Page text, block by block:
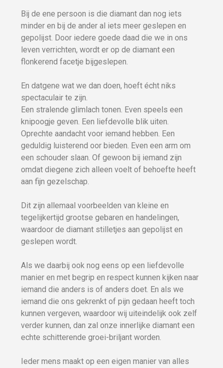
Bij de ene persoon is die diamant dan nog iets
minder en bij de ander al iets meer geslepen en
gepolijst. Door iedere goede daad die we in ons
leven verrichten, wordt er op de diamant een
flonkerend facetje bijgeslepen.
En datgene wat we dan doen, hoeft écht niks
spectaculair te zijn.
Een stralende glimlach tonen. Even speels een
knipoogje geven. Een liefdevolle blik uiten.
Oprechte aandacht voor iemand hebben. Een
geduldig luisterend oor bieden. Even een arm om
een schouder slaan. Of gewoon bij iemand zijn
omdat diegene zich alleen voelt of behoefte heeft
aan fijn gezelschap.
Dit zijn allemaal voorbeelden van kleine en
tegelijkertijd grootse gebaren en handelingen,
waardoor de diamant stilletjes aan gepolijst en
geslepen wordt.
Als we daarbij ook nog eens op een liefdevolle
manier en met begrip en respect kunnen kijken naar
iemand die anders is of anders doet. En als we
iemand die ons gekrenkt of pijn gedaan heeft toch
kunnen vergeven, waardoor wij uiteindelijk ook zelf
verder kunnen, dan zal onze innerlijke diamant een
echte schitterende groei-briljant worden.
Ieder mens maakt op een eigen manier van alles